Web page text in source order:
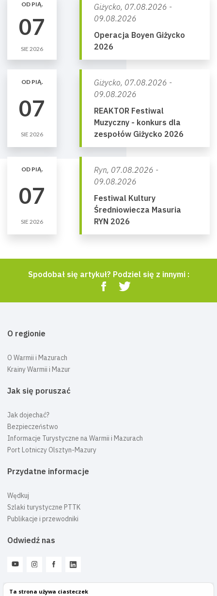
Ta strona używa ciasteczek
OD PIĄ.
07
SIE 2026
Giżycko, 07.08.2026 -
09.08.2026
Operacja Boyen Giżycko
2026
OD PIĄ.
07
SIE 2026
Giżycko, 07.08.2026 -
09.08.2026
REAKTOR Festiwal
Muzyczny - konkurs dla
zespołów Giżycko 2026
OD PIĄ.
07
SIE 2026
Ryn, 07.08.2026 -
09.08.2026
Festiwal Kultury
Średniowiecza Masuria
RYN 2026
Spodobał się artykuł? Podziel się z innymi :
O regionie
O Warmii i Mazurach
Krainy Warmii i Mazur
Jak się poruszać
Jak dojechać?
Bezpieczeństwo
Informacje Turystyczne na Warmii i Mazurach
Port Lotniczy Olsztyn-Mazury
Przydatne informacje
Wędkuj
Szlaki turystyczne PTTK
Publikacje i przewodniki
Odwiedź nas